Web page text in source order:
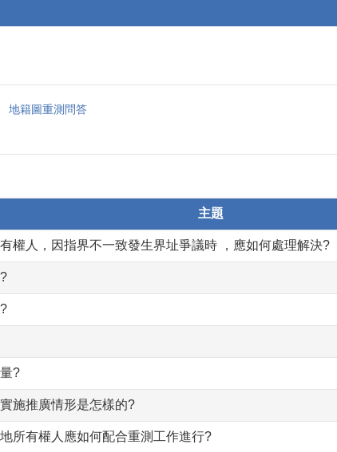
地籍圖重測問答
主題
權人，因指界不一致發生界址爭議時 ，應如何處理解決?
?
施推廣情形是怎樣的?
所有權人應如何配合重測工作進行?